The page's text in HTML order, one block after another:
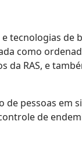
tecnologias de
como
da RAS, e
de pessoas em
de